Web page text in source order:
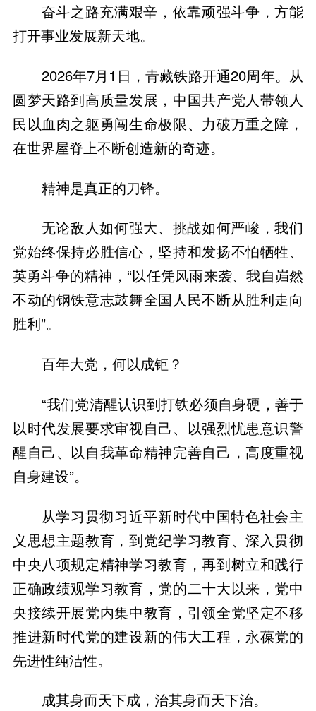
奋斗之路充满艰辛，依靠顽强斗争，方能
打开事业发展新天地。
2026年7月1日，青藏铁路开通20周年。从
圆梦天路到高质量发展，中国共产党人带领人
民以血肉之躯勇闯生命极限、力破万重之障，
在世界屋脊上不断创造新的奇迹。
精神是真正的刀锋。
无论敌人如何强大、挑战如何严峻，我们
党始终保持必胜信心，坚持和发扬不怕牺牲、
英勇斗争的精神，“以任凭风雨来袭、我自岿然
不动的钢铁意志鼓舞全国人民不断从胜利走向
胜利”。
百年大党，何以成钜？
“我们党清醒认识到打铁必须自身硬，善于
以时代发展要求审视自己、以强烈忧患意识警
醒自己、以自我革命精神完善自己，高度重视
自身建设”。
从学习贯彻习近平新时代中国特色社会主
义思想主题教育，到党纪学习教育、深入贯彻
中央八项规定精神学习教育，再到树立和践行
正确政绩观学习教育，党的二十大以来，党中
央接续开展党内集中教育，引领全党坚定不移
推进新时代党的建设新的伟大工程，永葆党的
先进性纯洁性。
成其身而天下成，治其身而天下治。